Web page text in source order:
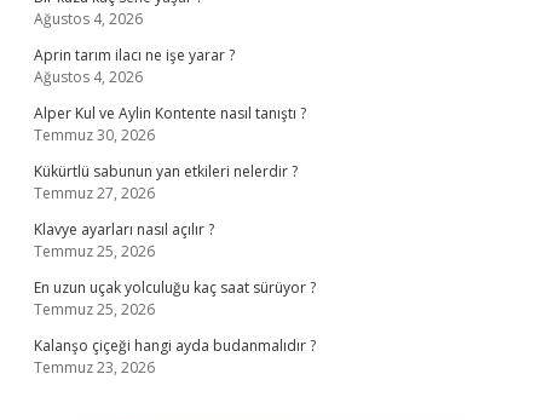
Ağustos 4, 2026
Aprin tarım ilacı ne işe yarar ?
Ağustos 4, 2026
Alper Kul ve Aylin Kontente nasıl tanıştı ?
Temmuz 30, 2026
Kükürtlü sabunun yan etkileri nelerdir ?
Temmuz 27, 2026
Klavye ayarları nasıl açılır ?
Temmuz 25, 2026
En uzun uçak yolculuğu kaç saat sürüyor ?
Temmuz 25, 2026
Kalanşo çiçeği hangi ayda budanmalıdır ?
Temmuz 23, 2026